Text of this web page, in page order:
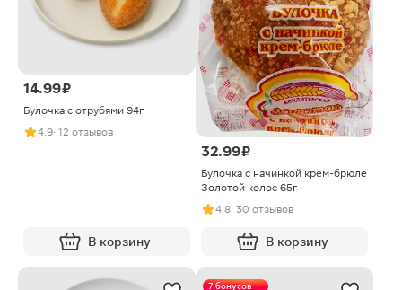
14.99 ₽
Булочка с отрубями 94г
4.9· 12 отзывов
В корзину
32.99 ₽
Булочка с начинкой крем-брюле
Золотой колос 65г
4.8· 30 отзывов
В корзину
7 бонусов